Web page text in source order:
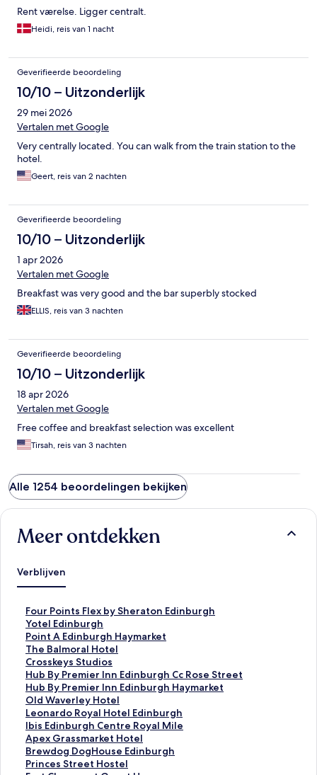
Rent værelse. Ligger centralt.
Heidi, reis van 1 nacht
Geverifieerde beoordeling
10/10 – Uitzonderlijk
29 mei 2026
Vertalen met Google
Very centrally located. You can walk from the train station to the
hotel.
Geert, reis van 2 nachten
Geverifieerde beoordeling
10/10 – Uitzonderlijk
1 apr 2026
Vertalen met Google
Breakfast was very good and the bar superbly stocked
ELLIS, reis van 3 nachten
Geverifieerde beoordeling
10/10 – Uitzonderlijk
18 apr 2026
Vertalen met Google
Free coffee and breakfast selection was excellent
Tirsah, reis van 3 nachten
Alle 1254 beoordelingen bekijken
Meer ontdekken
Verblijven
Four Points Flex by Sheraton Edinburgh
L
i
n
k
o
p
e
n
t
d
e
p
a
Yotel Edinburgh
L
i
n
k
o
p
e
n
t
d
e
p
Point A Edinburgh Haymarket
L
i
n
k
o
p
e
n
t
d
e
The Balmoral Hotel
L
i
n
k
o
p
e
n
t
d
Crosskeys Studios
L
i
n
k
o
p
e
n
t
Hub By Premier Inn Edinburgh Cc Rose Street
L
i
n
k
o
p
e
n
Hub By Premier Inn Edinburgh Haymarket
L
i
n
k
o
p
e
Old Waverley Hotel
L
i
n
k
o
p
Leonardo Royal Hotel Edinburgh
L
i
n
k
o
Ibis Edinburgh Centre Royal Mile
L
i
n
k
Apex Grassmarket Hotel
L
i
n
Brewdog DogHouse Edinburgh
L
iPrinces Street Hostel
L